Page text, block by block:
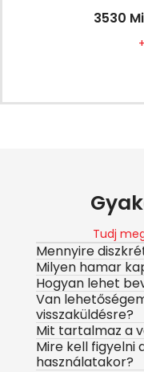
3530
Tudj
Mennyire
Milyen hamar
Hogyan lehet
Van
visszaküldésre?
Mit tartalmaz a
Mire kell figyelni
használatakor?